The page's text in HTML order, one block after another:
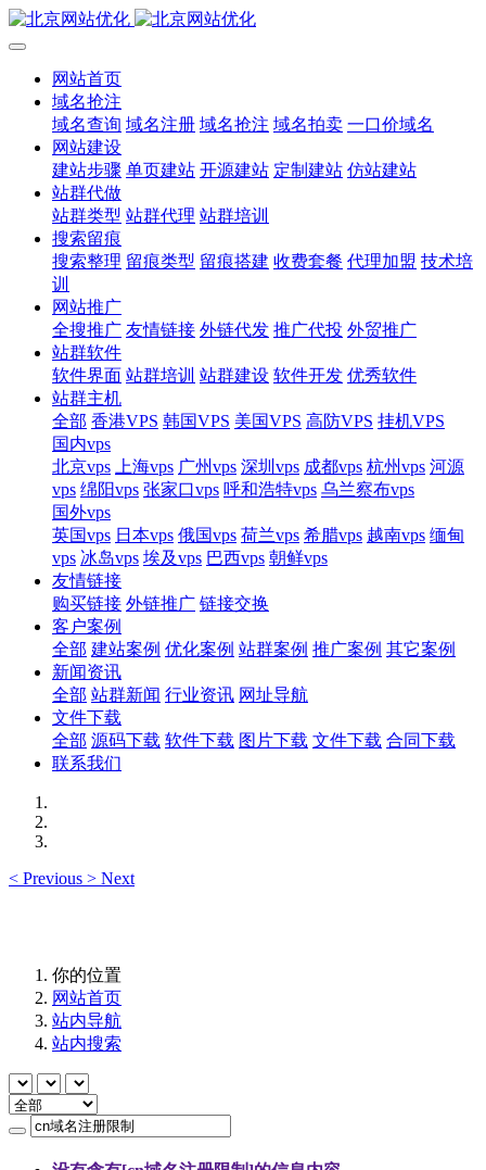
网站首页
域名抢注
域名查询 域名注册 域名抢注 域名拍卖 一口价域名
网站建设
建站步骤 单页建站 开源建站 定制建站 仿站建站
站群代做
站群类型 站群代理 站群培训
搜索留痕
搜索整理 留痕类型 留痕搭建 收费套餐 代理加盟 技术培
训
网站推广
全搜推广 友情链接 外链代发 推广代投 外贸推广
站群软件
软件界面 站群培训 站群建设 软件开发 优秀软件
站群主机
全部 香港VPS 韩国VPS 美国VPS 高防VPS 挂机VPS
国内vps
北京vps
上海vps 广州vps 深圳vps 成都vps 杭州vps 河源
vps 绵阳vps 张家口vps 呼和浩特vps 乌兰察布vps
国外vps
英国vps 日本vps 俄国vps 荷兰vps 希腊vps 越南vps 缅甸
vps 冰岛vps 埃及vps 巴西vps 朝鲜vps
友情链接
购买链接 外链推广 链接交换
客户案例
全部 建站案例 优化案例 站群案例 推广案例 其它案例
新闻资讯
全部 站群新闻 行业资讯 网址导航
文件下载
全部 源码下载 软件下载 图片下载 文件下载 合同下载
联系我们
< Previous > Next
你的位置
网站首页
站内导航
站内搜索